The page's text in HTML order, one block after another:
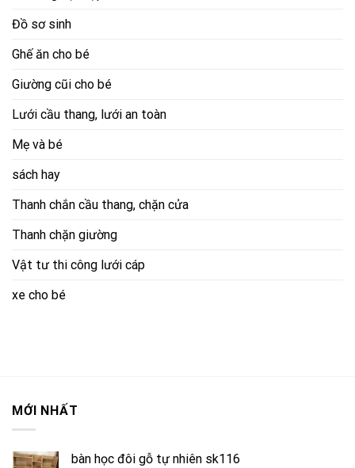
Đồ sơ sinh
Ghế ăn cho bé
Giường cũi cho bé
Lưới cầu thang, lưới an toàn
Mẹ và bé
sách hay
Thanh chắn cầu thang, chặn cửa
Thanh chặn giường
Vật tư thi công lưới cáp
xe cho bé
MỚI NHẤT
bàn học đôi gỗ tự nhiên sk116